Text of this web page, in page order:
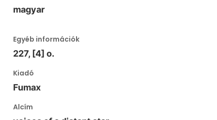
magyar
Egyéb információk
227, [4] o.
Kiadó
Fumax
Alcím